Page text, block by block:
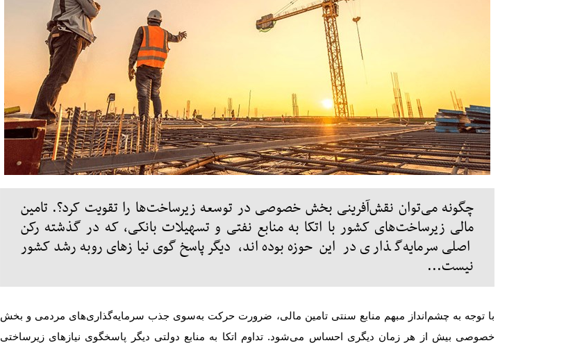
چگونه می‌توان نقش‌آفرینی بخش خصوصی در توسعه زیرساخت‌ها را تقویت کرد؟. تامین
مالی زیرساخت‌های کشور با اتکا به منابع نفتی و تسهیلات بانکی، که در گذشته رکن
اصلی سرمایه‌گذاری در این حوزه بوده‌اند، دیگر پاسخ‌گوی نیازهای رو‌به‌رشد کشور
نیست...
با توجه به چشم‌انداز مبهم منابع سنتی تامین مالی، ضرورت حرکت به‌سوی جذب سرمایه‌گذاری‌های مردمی و بخش
خصوصی بیش از هر زمان دیگری احساس می‌شود. تداوم اتکا به منابع دولتی دیگر پاسخگوی نیازهای زیرساختی